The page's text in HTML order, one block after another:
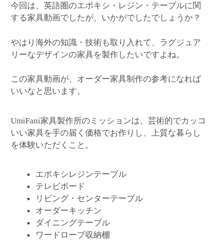
今回は、英語圏のエポキシ・レジン・テーブルに関
する家具動画でしたが、いかがでしたでしょうか？
やはり海外の知識・技術も取り入れて、ラグジュア
リーなデザインの家具を製作したいですよね。
この家具動画が、オーダー家具制作の参考になれば
いいなと思います。
UmiFani家具製作所のミッションは、芸術的でカッコ
いい家具を手の届く価格でお作りし、上質な暮らし
を体験いただくこと。
エポキシレジンテーブル
テレビボード
リビング・センターテーブル
オーダーキッチン
ダイニングテーブル
ワードローブ収納棚